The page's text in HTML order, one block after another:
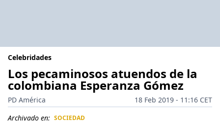
Celebridades
Los pecaminosos atuendos de la
colombiana Esperanza Gómez
PD América
18 Feb 2019 - 11:16 CET
Archivado en: SOCIEDAD